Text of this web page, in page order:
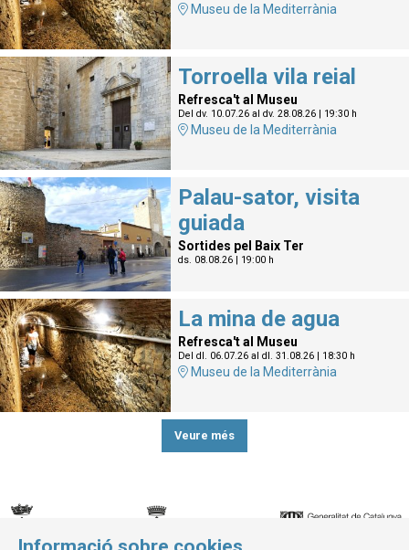
Museu de la Mediterrània
Torroella vila reial
Refresca't al Museu
Del dv. 10.07.26al dv. 28.08.26| 19:30 h
Museu de la Mediterrània
Palau-sator, visita
guiada
Sortides pel Baix Ter
ds. 08.08.26| 19:00 h
La mina de agua
Refresca't al Museu
Del dl. 06.07.26al dl. 31.08.26| 18:30 h
Museu de la Mediterrània
Veure més